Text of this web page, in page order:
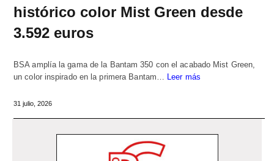
histórico color Mist Green desde
3.592 euros
BSA amplía la gama de la Bantam 350 con el acabado Mist Green,
un color inspirado en la primera Bantam…
Leer más
31 julio, 2026